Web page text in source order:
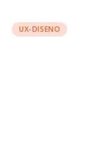
UX-DISENO